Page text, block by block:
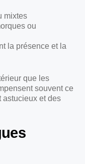
mixtes
ou
la présence et la
que les
souvent ce
astucieux et des